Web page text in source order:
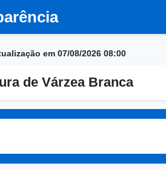
em 07/08/2026 08:00
de Várzea Branca